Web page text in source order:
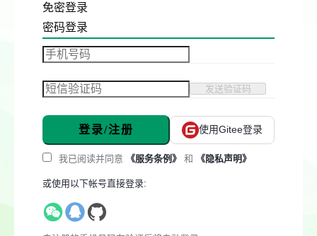
免密登录
密码登录
发送验证码
登录/注册 使用Gitee登录
我已阅读并同意 《服务条例》 和 《隐私声明》
或使用以下帐号直接登录: